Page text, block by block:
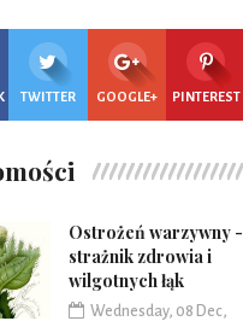
TWITTER GOOGLE+ PINTEREST
Ostrożeń warzywny -
strażnik zdrowia i
wilgotnych łąk
Wednesday, 08 Dec,